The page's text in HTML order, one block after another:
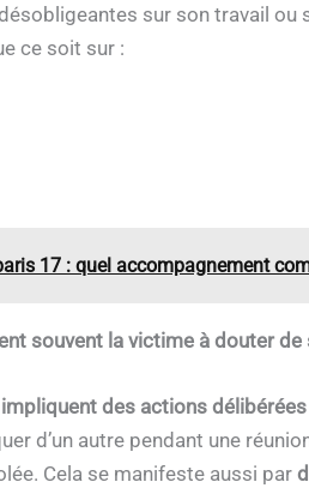
sur son travail ou
ce soit sur :
17 : quel accompagnement
souvent la victime à douter
des actions
d’un autre pendant une
Cela se manifeste aussi par